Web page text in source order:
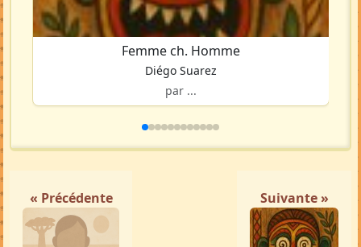
Femme ch. Homme
Diégo Suarez
par ...
« Précédente Suivante »